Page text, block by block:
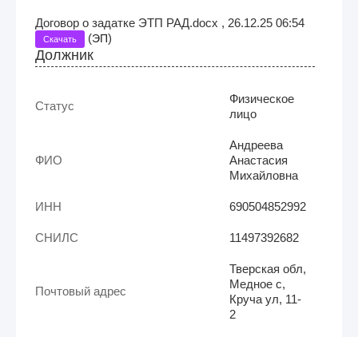
Договор о задатке ЭТП РАД.docx , 26.12.25 06:54
Скачать (ЭП)
Должник
Статус
Физическое
лицо
ФИО
Андреева
Анастасия
Михайловна
ИНН 690504852992
СНИЛС 11497392682
Почтовый адрес
Тверская обл,
Медное с,
Круча ул, 11-
2